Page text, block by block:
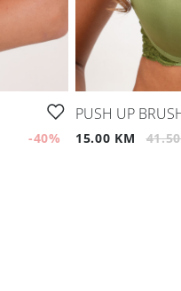
-40%
PUSH UP
15.00 KM